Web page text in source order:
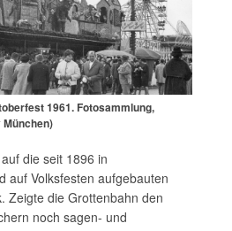
1961. Fotosammlung,
die seit 1896 in
auf Volksfesten aufgebauten
Zeigte die Grottenbahn den
noch sagen- und